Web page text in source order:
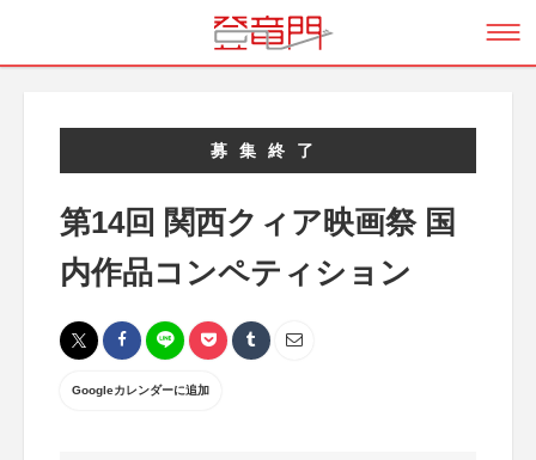
募集終了
第14回 関西クィア映画祭 国
内作品コンペティション
Googleカレンダーに追加